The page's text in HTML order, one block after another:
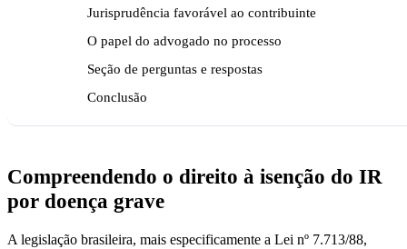
Jurisprudência favorável ao contribuinte
O papel do advogado no processo
Seção de perguntas e respostas
Conclusão
Compreendendo o direito à isenção do IR
por doença grave
A legislação brasileira, mais especificamente a Lei nº 7.713/88,